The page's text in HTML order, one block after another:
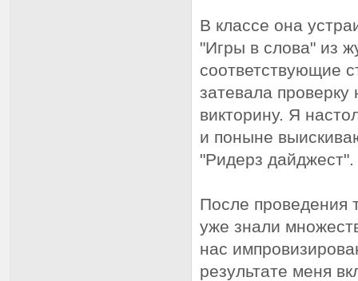
В классе она
"Игры в слова" из
соответствующие
затевала
викторину. Я
и поныне
"Ридерз дайджест".
После проведения
уже знали
нас
результате меня